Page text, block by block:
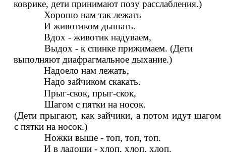
коврике, дети принимают позу расслабления.)
Хорошо нам так лежать
И животиком дышать.
Вдох - животик надуваем,
Выдох - к спинке прижимаем. (Дети
выполняют диафрагмальное дыхание.)
Надоело нам лежать,
Надо зайчиком скакать.
Прыг-скок, прыг-скок,
Шагом с пятки на носок.
(Дети прыгают, как зайчики, а потом идут шагом
с пятки на носок.)
Ножки выше - топ, топ, топ.
И в ладоши - хлоп, хлоп, хлоп.